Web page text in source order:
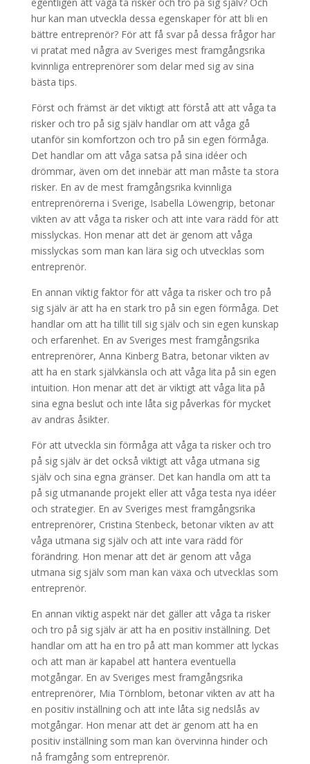
hur kan man utveckla dessa egenskaper för att bli en
bättre entreprenör? För att få svar på dessa frågor har
vi pratat med några av Sveriges mest framgångsrika
kvinnliga entreprenörer som delar med sig av sina
bästa tips.
Först och främst är det viktigt att förstå att att våga ta
risker och tro på sig själv handlar om att våga gå
utanför sin komfortzon och tro på sin egen förmåga.
Det handlar om att våga satsa på sina idéer och
drömmar, även om det innebär att man måste ta stora
risker. En av de mest framgångsrika kvinnliga
entreprenörerna i Sverige, Isabella Löwengrip, betonar
vikten av att våga ta risker och att inte vara rädd för att
misslyckas. Hon menar att det är genom att våga
misslyckas som man kan lära sig och utvecklas som
entreprenör.
En annan viktig faktor för att våga ta risker och tro på
sig själv är att ha en stark tro på sin egen förmåga. Det
handlar om att ha tillit till sig själv och sin egen kunskap
och erfarenhet. En av Sveriges mest framgångsrika
entreprenörer, Anna Kinberg Batra, betonar vikten av
att ha en stark självkänsla och att våga lita på sin egen
intuition. Hon menar att det är viktigt att våga lita på
sina egna beslut och inte låta sig påverkas för mycket
av andras åsikter.
För att utveckla sin förmåga att våga ta risker och tro
på sig själv är det också viktigt att våga utmana sig
själv och sina egna gränser. Det kan handla om att ta
på sig utmanande projekt eller att våga testa nya idéer
och strategier. En av Sveriges mest framgångsrika
entreprenörer, Cristina Stenbeck, betonar vikten av att
våga utmana sig själv och att inte vara rädd för
förändring. Hon menar att det är genom att våga
utmana sig själv som man kan växa och utvecklas som
entreprenör.
En annan viktig aspekt när det gäller att våga ta risker
och tro på sig själv är att ha en positiv inställning. Det
handlar om att ha en tro på att man kommer att lyckas
och att man är kapabel att hantera eventuella
motgångar. En av Sveriges mest framgångsrika
entreprenörer, Mia Törnblom, betonar vikten av att ha
en positiv inställning och att inte låta sig nedslås av
motgångar. Hon menar att det är genom att ha en
positiv inställning som man kan övervinna hinder och
nå framgång som entreprenör.